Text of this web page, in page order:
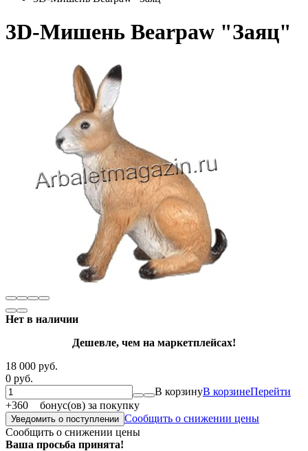
3D-Мишень Bearpaw "Заяц"
Нет в наличии
Дешевле, чем на маркетплейсах!
18 000 руб.
0 руб.
В корзинуВ корзинеПерейти
+360 бонус(ов) за покупку
Уведомить о поступлении Сообщить о снижении цены
Сообщить о снижении цены
Ваша просьба принята!